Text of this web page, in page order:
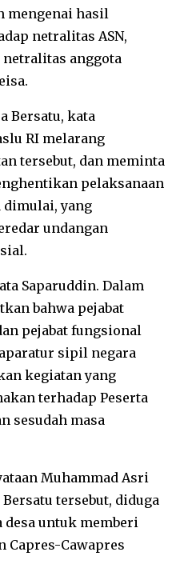
mengenai hasil
netralitas ASN,
anggota
Bersatu, kata
RI melarang
tersebut, dan meminta
pelaksanaan
dimulai, yang
undangan
Saparuddin. Dalam
bahwa pejabat
pejabat fungsional
sipil negara
kegiatan yang
terhadap Peserta
sesudah masa
Muhammad Asri
tersebut, diduga
untuk memberi
Capres-Cawapres